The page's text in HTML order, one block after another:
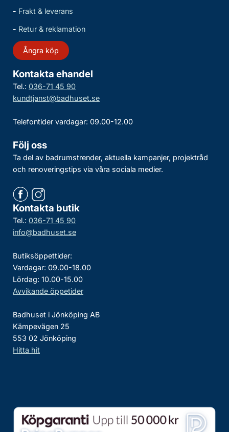
- Frakt & leverans
- Retur & reklamation
Ångra köp
Kontakta ehandel
Tel.: 036-71 45 90
kundtjanst@badhuset.se
Telefontider vardagar: 09.00-12.00
Följ oss
Ta del av badrumstrender, aktuella kampanjer, projektråd
och renoveringstips via våra sociala medier.
Kontakta butik
Tel.: 036-71 45 90
info@badhuset.se
Butiksöppettider:
Vardagar: 09.00-18.00
Lördag: 10.00-15.00
Avvikande öppetider
Badhuset i Jönköping AB
Kämpevägen 25
553 02 Jönköping
Hitta hit